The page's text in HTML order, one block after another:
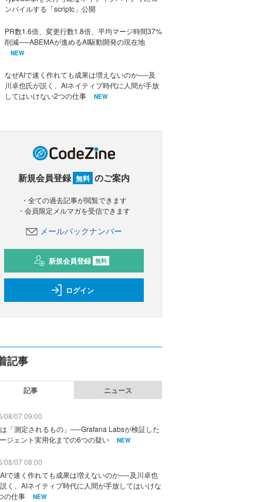
ンパイルする「scriptc」公開
PR数1.6倍、変更行数1.8倍、平均マージ時間37%
削減──ABEMAが進めるAI駆動開発の現在地
NEW
なぜAIで速く作れても成果は増えないのか──及
川卓也氏が説く、AIネイティブ時代に人間が手放
してはいけない2つの仕事
NEW
新規会員登録 無料 のご案内
・全ての過去記事が閲覧できます
・会員限定メルマガを受信できます
メールバックナンバー
新規会員登録 無料
ログイン
記事
記事 ニュース
08/07 09:00
「測定されるもの」──Grafana Labsが検証した
ジェント実用化までの6つの疑い
NEW
08/07 08:00
で速く作れても成果は増えないのか──及川卓也
く、AIネイティブ時代に人間が手放してはいけな
の仕事
NEW